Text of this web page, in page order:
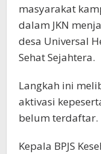
masyarakat
dalam JKN
desa Universal
Sehat Sejahtera.
Langkah ini
aktivasi
belum terdaftar.
Kepala BPJS